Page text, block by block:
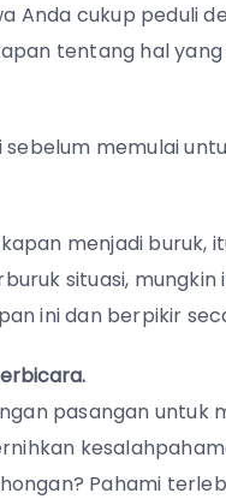
Anda cukup peduli
tentang hal
memulai
menjadi buruk,
situasi,
ini dan berpikir
pasangan
Pahami